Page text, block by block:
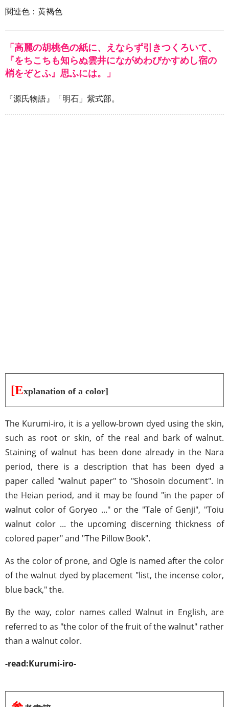
関連色：黄褐色
「高麗の胡桃色の紙に、えならず引きつくろいて、
『をちこちも知らぬ雲井にながめわびかすめし宿の
梢をぞとふ』思ふには。」
『源氏物語』「明石」紫式部。
[Explanation of a color]
The Kurumi-iro, it is a yellow-brown dyed using the skin,
such as root or skin, of the real and bark of walnut.
Staining of walnut has been done already in the Nara
period, there is a description that has been dyed a
paper called "walnut paper" to "Shosoin document". In
the Heian period, and it may be found "in the paper of
walnut color of Goryeo ..." or the "Tale of Genji", "Toiu
walnut color ... the upcoming discerning thickness of
colored paper" and "The Pillow Book".
As the color of prone, and Ogle is named after the color
of the walnut dyed by placement "list, the incense color,
blue back," the.
By the way, color names called Walnut in English, are
referred to as "the color of the fruit of the walnut" rather
than a walnut color.
-read:Kurumi-iro-